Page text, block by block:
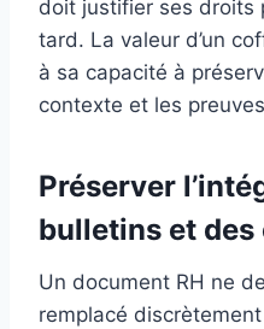
doit justifier ses droits
tard. La valeur d’un
à sa capacité à
contexte et les
Préserver
bulletins et
Un document RH ne
remplacé